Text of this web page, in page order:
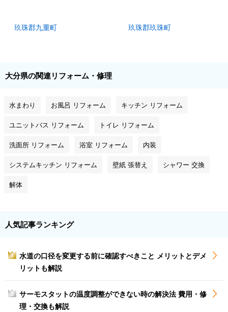
玖珠郡九重町 玖珠郡玖珠町
大分県の関連リフォーム・修理
水まわり お風呂 リフォーム キッチン リフォーム
ユニットバス リフォーム トイレ リフォーム
洗面所 リフォーム 浴室 リフォーム 内装
システムキッチン リフォーム 壁紙 張替え シャワー 交換
解体
人気記事ランキング
1
水道の口径を変更する前に確認すべきこと メリットとデメ
リットも解説
2
サーモスタットの温度調整ができない時の解決法 費用・修
理・交換も解説